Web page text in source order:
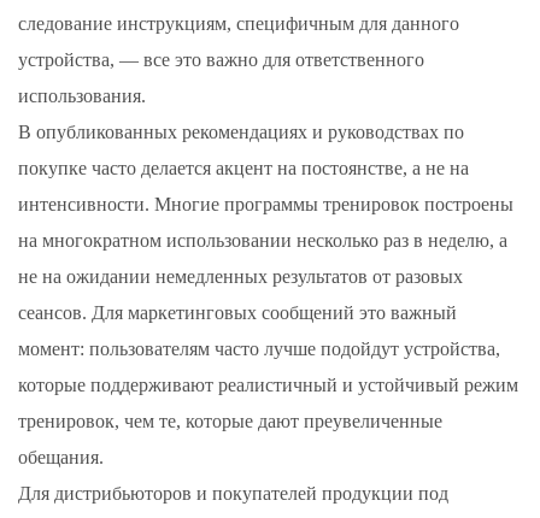
следование инструкциям, специфичным для данного
устройства, — все это важно для ответственного
использования.
В опубликованных рекомендациях и руководствах по
покупке часто делается акцент на постоянстве, а не на
интенсивности. Многие программы тренировок построены
на многократном использовании несколько раз в неделю, а
не на ожидании немедленных результатов от разовых
сеансов. Для маркетинговых сообщений это важный
момент: пользователям часто лучше подойдут устройства,
которые поддерживают реалистичный и устойчивый режим
тренировок, чем те, которые дают преувеличенные
обещания.
Для дистрибьюторов и покупателей продукции под